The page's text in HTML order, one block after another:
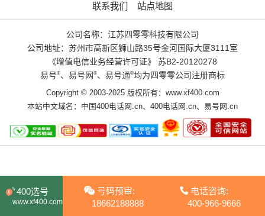
联系我们
站点地图
公司名称：江苏四零零科技有限公司
公司地址：苏州市高新区狮山路35号金河国际大厦3111室
《增值电信业务经营许可证》
苏B2-20120278
易号®、易号网 ®、易号通®均为四零零公司注册商标
Copyright © 2003-2025 版权所有：www.xf400.com
本站中文域名： 中国400电话网.cn、 400电话网.cn、 易号网.cn
400选号
www.xf400.com
号码预审:
18662188888
电话咨询:
400-966-9666